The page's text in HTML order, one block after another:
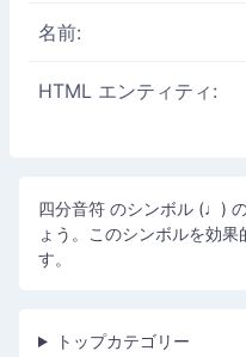
名前:
HTML エンティティ:
四分音符 のシンボル (♩)
ょう。このシンボルを効
す。
トップカテゴリー